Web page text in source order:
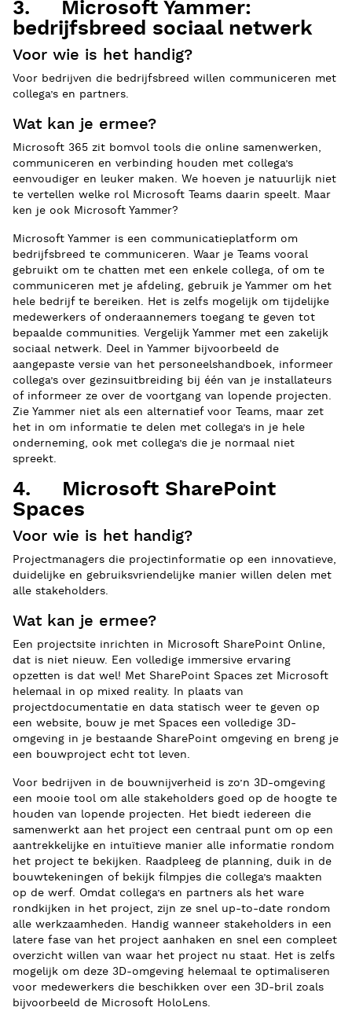
3. Microsoft Yammer:
bedrijfsbreed sociaal netwerk
Voor wie is het handig?
Voor bedrijven die bedrijfsbreed willen communiceren met
collega’s en partners.
Wat kan je ermee?
Microsoft 365 zit bomvol tools die online samenwerken,
communiceren en verbinding houden met collega’s
eenvoudiger en leuker maken. We hoeven je natuurlijk niet
te vertellen welke rol Microsoft Teams daarin speelt. Maar
ken je ook Microsoft Yammer?
Microsoft Yammer is een communicatieplatform om
bedrijfsbreed te communiceren. Waar je Teams vooral
gebruikt om te chatten met een enkele collega, of om te
communiceren met je afdeling, gebruik je Yammer om het
hele bedrijf te bereiken. Het is zelfs mogelijk om tijdelijke
medewerkers of onderaannemers toegang te geven tot
bepaalde communities. Vergelijk Yammer met een zakelijk
sociaal netwerk. Deel in Yammer bijvoorbeeld de
aangepaste versie van het personeelshandboek, informeer
collega’s over gezinsuitbreiding bij één van je installateurs
of informeer ze over de voortgang van lopende projecten.
Zie Yammer niet als een alternatief voor Teams, maar zet
het in om informatie te delen met collega’s in je hele
onderneming, ook met collega’s die je normaal niet
spreekt.
4. Microsoft SharePoint
Spaces
Voor wie is het handig?
Projectmanagers die projectinformatie op een innovatieve,
duidelijke en gebruiksvriendelijke manier willen delen met
alle stakeholders.
Wat kan je ermee?
Een projectsite inrichten in Microsoft SharePoint Online,
dat is niet nieuw. Een volledige immersive ervaring
opzetten is dat wel! Met SharePoint Spaces zet Microsoft
helemaal in op mixed reality. In plaats van
projectdocumentatie en data statisch weer te geven op
een website, bouw je met Spaces een volledige 3D-
omgeving in je bestaande SharePoint omgeving en breng je
een bouwproject echt tot leven.
Voor bedrijven in de bouwnijverheid is zo’n 3D-omgeving
een mooie tool om alle stakeholders goed op de hoogte te
houden van lopende projecten. Het biedt iedereen die
samenwerkt aan het project een centraal punt om op een
aantrekkelijke en intuïtieve manier alle informatie rondom
het project te bekijken. Raadpleeg de planning, duik in de
bouwtekeningen of bekijk filmpjes die collega’s maakten
op de werf. Omdat collega’s en partners als het ware
rondkijken in het project, zijn ze snel up-to-date rondom
alle werkzaamheden. Handig wanneer stakeholders in een
latere fase van het project aanhaken en snel een compleet
overzicht willen van waar het project nu staat. Het is zelfs
mogelijk om deze 3D-omgeving helemaal te optimaliseren
voor medewerkers die beschikken over een 3D-bril zoals
bijvoorbeeld de Microsoft HoloLens.